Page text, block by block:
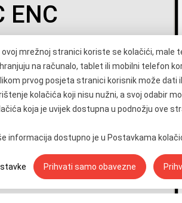
ovoj mrežnoj stranici koriste se kolačići, male
na računalo, tablet ili mobilni telefon
prvog posjeta stranici korisnik može dati
kolačića koji nisu nužni, a svoj odabir
koja je uvijek dostupna u podnožju ove
informacija dostupno je u Postavkama
Prihvati samo obavezne
ENC
sve informacije o Vašem ENC
za svoj uređaj